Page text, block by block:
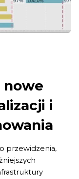
i
przewidzenia,